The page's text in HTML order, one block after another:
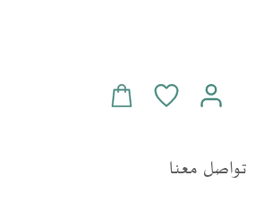
سلة التسوق
تواصل معنا